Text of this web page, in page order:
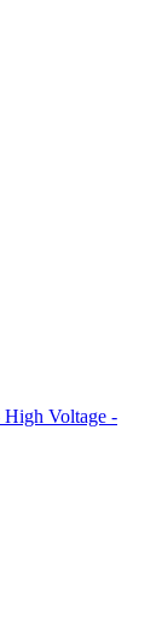
High Voltage -